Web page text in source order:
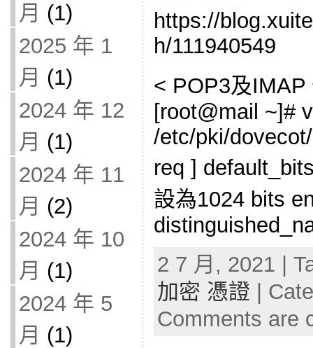
月 (1)
2025 年 1
月 (1)
2024 年 12
月 (1)
2024 年 11
月 (2)
2024 年 10
月 (1)
2024 年 5
月 (1)
https://
h/111940549
< POP3及IMAP
[root@mail ~]#
/etc/pki/
req ]
設為1024 bits
2 7 月, 2021 |
加密 憑證 |
Comments are